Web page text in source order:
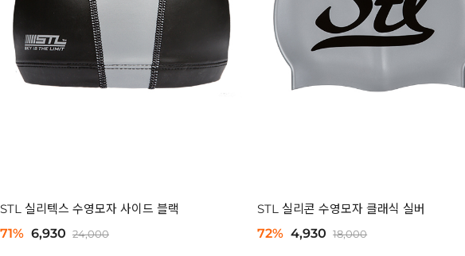
STL 실리텍스 수영모자 사이드 블랙
71% 6,930 24,000
STL 실리콘 수영모자 클래식 실버
72% 4,930 18,000